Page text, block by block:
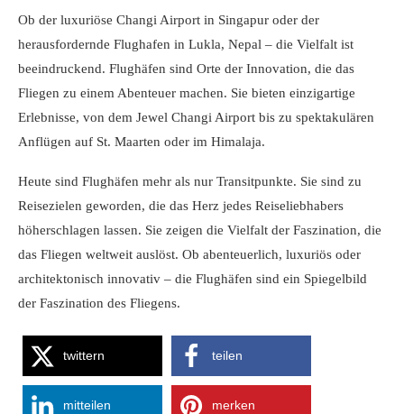
Ob der luxuriöse Changi Airport in Singapur oder der
herausfordernde Flughafen in Lukla, Nepal – die Vielfalt ist
beeindruckend. Flughäfen sind Orte der Innovation, die das
Fliegen zu einem Abenteuer machen. Sie bieten einzigartige
Erlebnisse, von dem Jewel Changi Airport bis zu spektakulären
Anflügen auf St. Maarten oder im Himalaja.
Heute sind Flughäfen mehr als nur Transitpunkte. Sie sind zu
Reisezielen geworden, die das Herz jedes Reiseliebhabers
höherschlagen lassen. Sie zeigen die Vielfalt der Faszination, die
das Fliegen weltweit auslöst. Ob abenteuerlich, luxuriös oder
architektonisch innovativ – die Flughäfen sind ein Spiegelbild
der Faszination des Fliegens.
twittern teilen
mitteilen merken